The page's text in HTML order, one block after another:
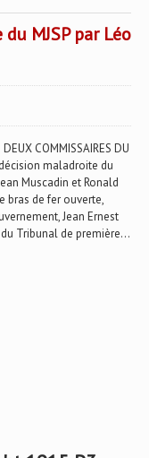
MJSP par Léo
DEUX COMMISSAIRES DU
décision maladroite du
Muscadin et Ronald
bras de fer ouverte,
Jean Ernest
Tribunal de première...